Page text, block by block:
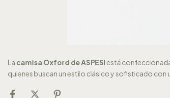
La camisa Oxford de ASPESIestá
quienes buscan un estilo clásico y sofisticado con